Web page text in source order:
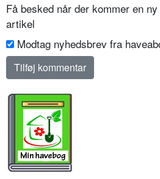
Få besked når der kommer en
artikel
Modtag nyhedsbrev fra